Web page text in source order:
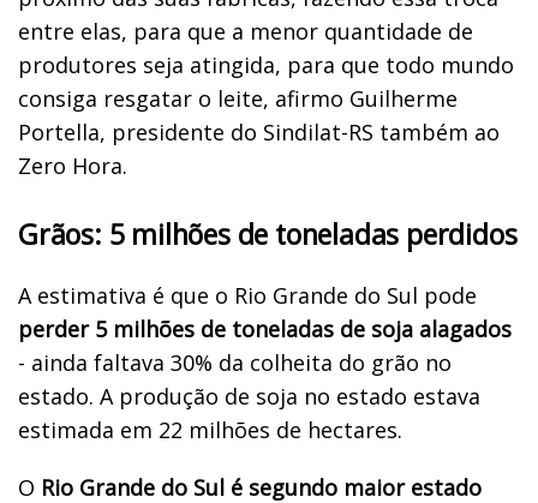
entre elas, para que a menor quantidade de
produtores seja atingida, para que todo mundo
consiga resgatar o leite, afirmo Guilherme
Portella, presidente do Sindilat-RS também ao
Zero Hora.
Grãos: 5 milhões de toneladas perdidos
A estimativa é que o Rio Grande do Sul pode
perder 5 milhões de toneladas de soja alagados
- ainda faltava 30% da colheita do grão no
estado. A produção de soja no estado estava
estimada em 22 milhões de hectares.
O Rio Grande do Sul é segundo maior estado